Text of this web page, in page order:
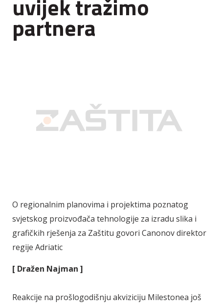
uvijek tražimo
partnera
O regionalnim planovima i projektima poznatog
svjetskog proizvođača tehnologije za izradu slika i
grafičkih rješenja za Zaštitu govori Canonov direktor
regije Adriatic
[ Dražen Najman ]
Reakcije na prošlogodišnju akviziciju Milestonea još